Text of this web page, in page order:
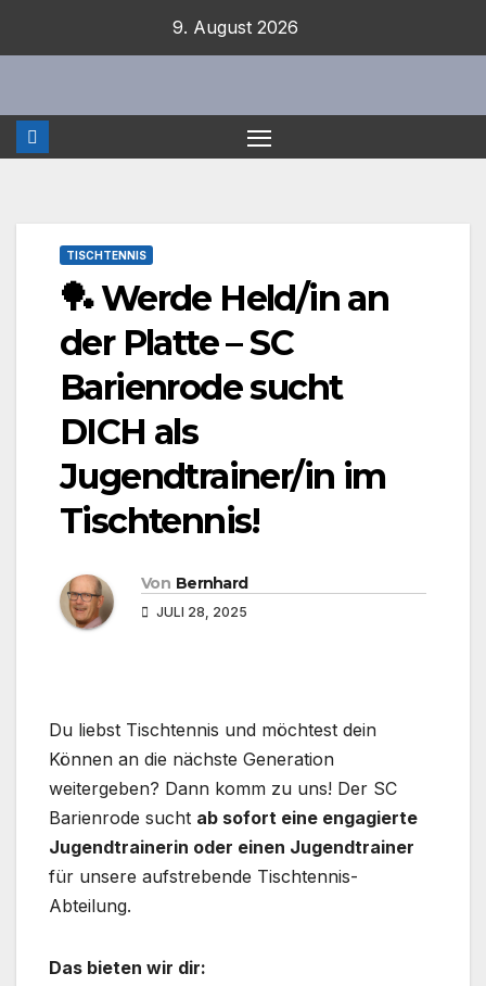
9. August 2026
TISCHTENNIS
🏓 Werde Held/in an
der Platte – SC
Barienrode sucht
DICH als
Jugendtrainer/in im
Tischtennis!
Von Bernhard
JULI 28, 2025
Du liebst Tischtennis und möchtest dein
Können an die nächste Generation
weitergeben? Dann komm zu uns! Der SC
Barienrode sucht ab sofort eine engagierte
Jugendtrainerin oder einen Jugendtrainer
für unsere aufstrebende Tischtennis-
Abteilung.
Das bieten wir dir: